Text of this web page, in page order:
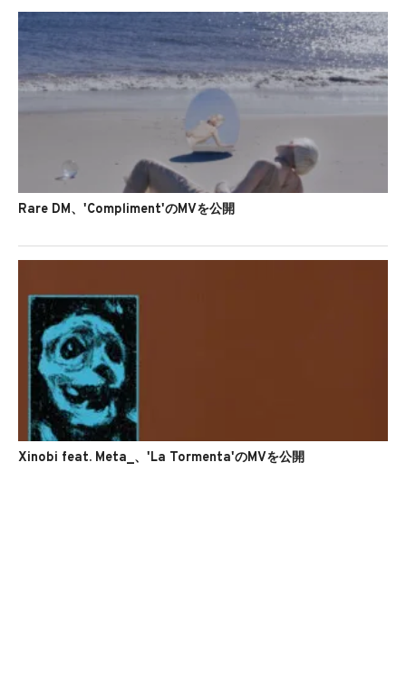
Rare DM、'Compliment'のMVを公開
Xinobi feat. Meta_、'La Tormenta'のMVを公開